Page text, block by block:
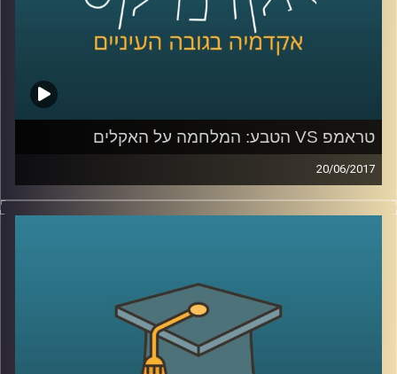
טראמפ VS הטבע: המלחמה על האקלים
20/06/2017
לאחרונה הודיע נשיא ארה"ב דונלד טראמפ, כי
של כל זה לגבינו? פרופסור יואב יאיר, דיקן בית
הספר לקיימות, מפרט על ההסכם ההיסטורי
ועומד על הסיבות האפשריות שבגינן נשיא
המעצמה החזקה בעולם קורא תיגר על הבנות